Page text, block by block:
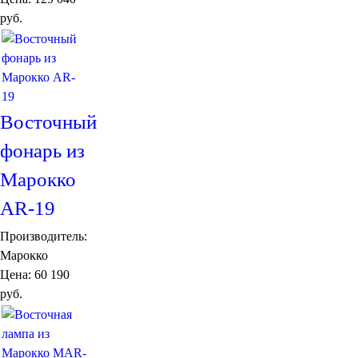
Подушки
Свечи и подсвечники
Сундуки
Шкатулки
Тажины
Наборы чайные и кофейные
Подносы
Сахарницы, конфетницы,
фруктовницы
руб.
Восточный
фонарь из
Марокко
AR-19
Производитель:
Марокко
Цена: 60 190
руб.